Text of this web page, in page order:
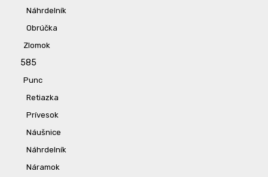
Náhrdelník
Obrúčka
Zlomok
585
Punc
Retiazka
Prívesok
Náušnice
Náhrdelník
Náramok